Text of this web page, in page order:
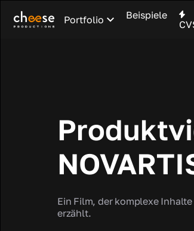
Portfolio
Beispiele
Ein Film, der komplexe
erzählt.